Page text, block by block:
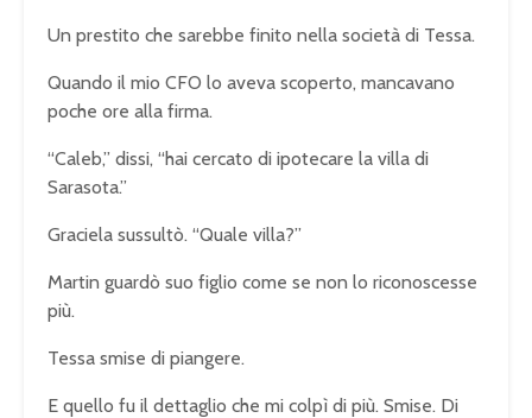
Un prestito che sarebbe finito nella società di Tessa.
Quando il mio CFO lo aveva scoperto, mancavano
poche ore alla firma.
“Caleb,” dissi, “hai cercato di ipotecare la villa di
Sarasota.”
Graciela sussultò. “Quale villa?”
Martin guardò suo figlio come se non lo riconoscesse
più.
Tessa smise di piangere.
E quello fu il dettaglio che mi colpì di più. Smise. Di